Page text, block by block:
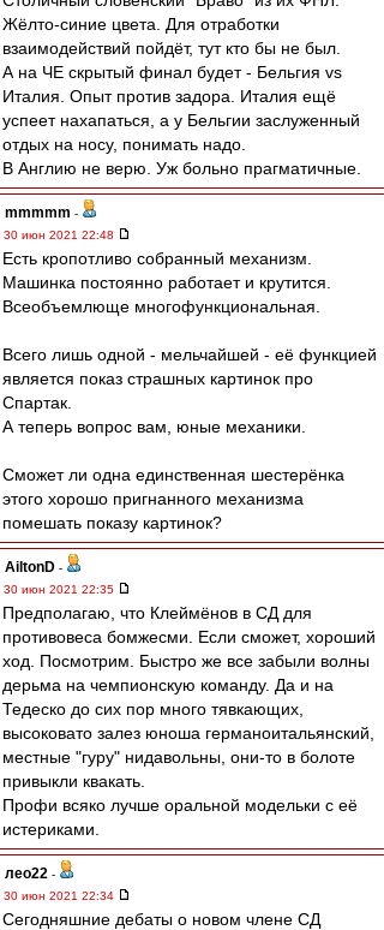
Жёлто-синие цвета. Для отработки
взаимодействий пойдёт, тут кто бы не был.
А на ЧЕ скрытый финал будет - Бельгия vs
Италия. Опыт против задора. Италия ещё
успеет нахапаться, а у Бельгии заслуженный
отдых на носу, понимать надо.
В Англию не верю. Уж больно прагматичные.
mmmmm -
30 июн 2021 22:48
Есть кропотливо собранный механизм.
Машинка постоянно работает и крутится.
Всеобъемлюще многофункциональная.
Всего лишь одной - мельчайшей - её функцией
является показ страшных картинок про
Спартак.
А теперь вопрос вам, юные механики.
Сможет ли одна единственная шестерёнка
этого хорошо пригнанного механизма
помешать показу картинок?
AiltonD -
30 июн 2021 22:35
Предполагаю, что Клеймёнов в СД для
противовеса бомжесми. Если сможет, хороший
ход. Посмотрим. Быстро же все забыли волны
дерьма на чемпионскую команду. Да и на
Тедеско до сих пор много тявкающих,
высоковато залез юноша германоитальянский,
местные "гуру" нидавольны, они-то в болоте
привыкли квакать.
Профи всяко лучше оральной модельки с её
истериками.
лео22 -
30 июн 2021 22:34
Сегодняшние дебаты о новом члене СД